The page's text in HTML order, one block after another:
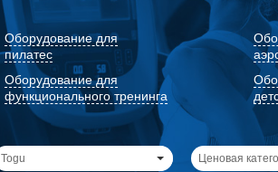
Оборудование для
пилатес
Оборудование для
функционального тренинга
Togu Ценовая